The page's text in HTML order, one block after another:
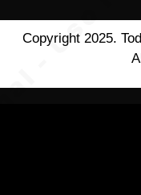
Copyright 2025.